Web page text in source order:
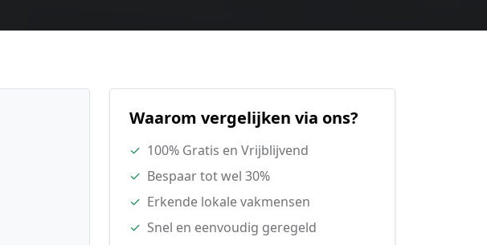
Waarom vergelijken via ons?
✓ 100% Gratis en Vrijblijvend
✓ Bespaar tot wel 30%
✓ Erkende lokale vakmensen
✓ Snel en eenvoudig geregeld